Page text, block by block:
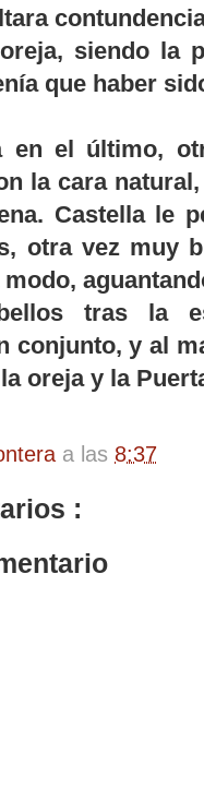
siendo la
que haber
en el último,
la cara
Castella le
otra vez muy
tras la
conjunto, y al
oreja y la
a las 8:37
: